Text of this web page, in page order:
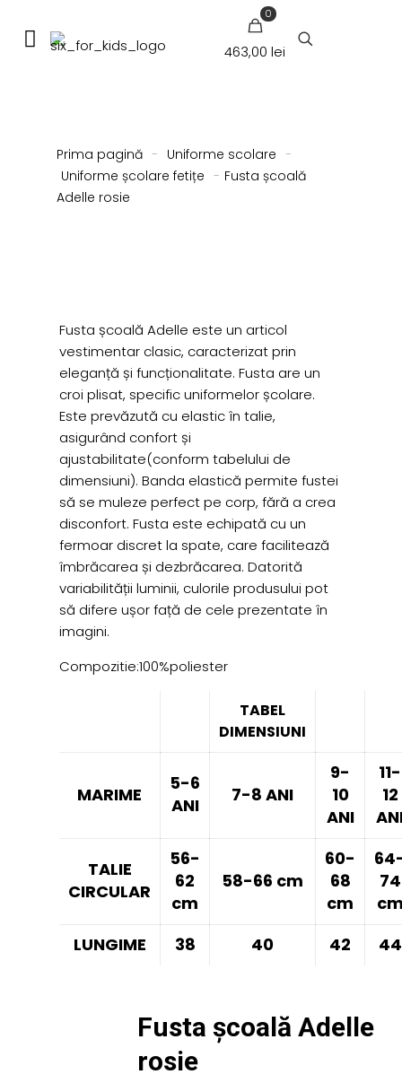
0
463,00 lei
Prima pagină - Uniforme scolare -
Uniforme școlare fetițe - Fusta școală
Adelle rosie
Fusta școală Adelle este un articol
vestimentar clasic, caracterizat prin
eleganță și funcționalitate. Fusta are un
croi plisat, specific uniformelor școlare.
Este prevăzută cu elastic în talie,
asigurând confort și
ajustabilitate(conform tabelului de
dimensiuni). Banda elastică permite fustei
să se muleze perfect pe corp, fără a crea
disconfort. Fusta este echipată cu un
fermoar discret la spate, care facilitează
îmbrăcarea și dezbrăcarea. Datorită
variabilității luminii, culorile produsului pot
să difere ușor față de cele prezentate în
imagini.
Compozitie:100%poliester
TABEL
DIMENSIUNI
MARIME
5-6
ANI
7-8 ANI
9-
10
ANI
11-
12
TALIE
CIRCULAR
56-
62
cm
58-66 cm
60-
68
cm
74
LUNGIME
38 40 42 44
Fusta școală Adelle
rosie